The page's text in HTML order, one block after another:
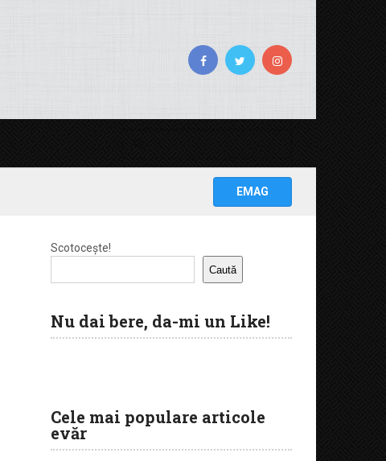
EMAG
Scotocește!
Caută
Nu dai bere, da-mi un Like!
Cele mai populare articole
evăr